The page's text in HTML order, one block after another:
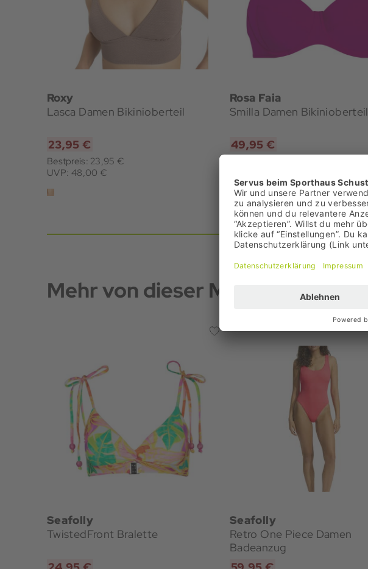
Roxy
Lasca Damen Bikinioberteil
23,95 €
Bestpreis: 23,95 €
UVP: 48,00 €
Rosa Faia
Smilla Damen Bikinioberteil
49,95 €
Mehr von dieser Marke
Seafolly
TwistedFront Bralette
Seafolly
Retro One Piece Damen
Badeanzug